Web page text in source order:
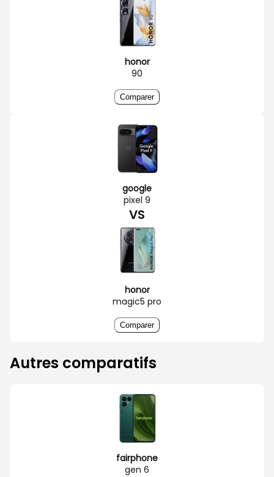
honor
90
Comparer
google
pixel 9
VS
honor
magic5 pro
Comparer
Autres comparatifs
fairphone
gen 6